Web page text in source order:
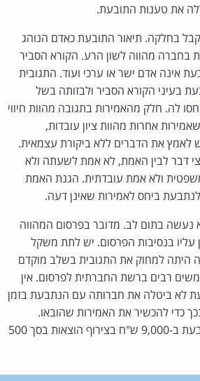
את טענות התובעת.
בחלקה. תיאור התובעת כאדם הנוהג
בחברה מהווה לשון הרע. הקורא הסביר
אינה אדם ישר או ערכי ועוד. התגובית
בעיני הקורא הסביר ולבזותה בשל
לה. חלק מהאמירות בתגובה מהוות חיווי
אחרות מהוות ציון עובדות,
את הדברים ללא ביקורת עצמאית.
דבר לבין האמת, לא אמת לשעתה ולא
ולא אמת עובדתית. הגנת האמת
ביחס לאמירות שאינן דעה.
נעשה בתום לב. מדובר בפרסום המהווה
עליו בנסיבות הפרסום. יש לתת משקל
היתה למחוק את התגובית בשלב מוקדם
רבים ברשת החברתית לפרסום. אין
לא ביטלה את חברותה עם הנתבעת בזמן
כדי להכשיר את האמירות שהובאו.
הנתבעת תפצה את התובעת ב-9,000 ש"ח בצירוף הוצאות בסך 500